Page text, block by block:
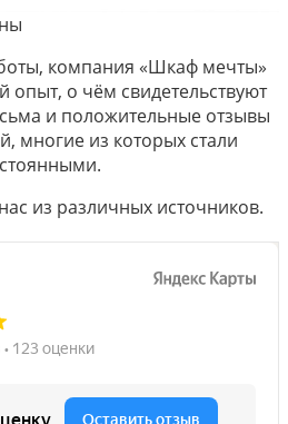
компания «Шкаф мечты»
о чём свидетельствуют
и положительные отзывы
многие из которых стали
из различных источников.